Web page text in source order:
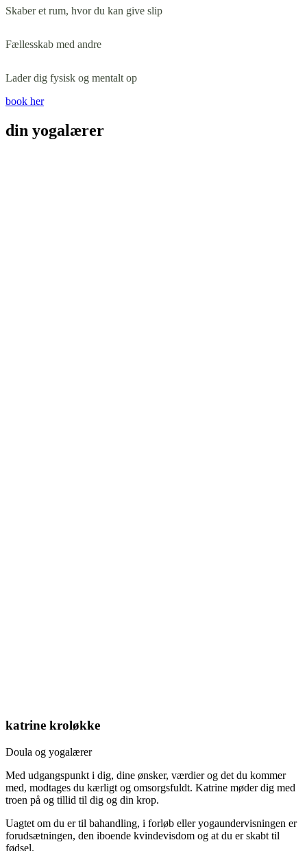
Skaber et rum, hvor du kan give slip
Fællesskab med andre
Lader dig fysisk og mentalt op
book her
din yogalærer
katrine kroløkke
Doula og yogalærer
Med udgangspunkt i dig, dine ønsker, værdier og det du kommer
med, modtages du kærligt og omsorgsfuldt. Katrine møder dig med
troen på og tillid til dig og din krop.
Uagtet om du er til bahandling, i forløb eller yogaundervisningen er
forudsætningen, den iboende kvindevisdom og at du er skabt til
fødsel.